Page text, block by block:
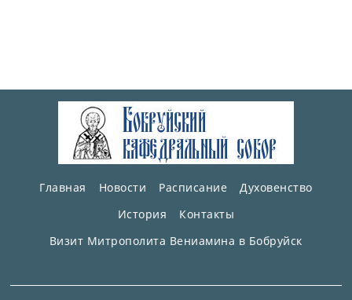
Главная Новости Расписание
Духовенство
История
Контакты
Визит Митрополита Вениамина в Бобруйск